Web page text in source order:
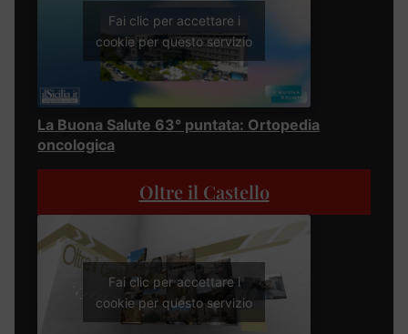
Fai clic per accettare i
cookie per questo servizio
La Buona Salute 63° puntata: Ortopedia
oncologica
Oltre il Castello
Fai clic per accettare i
cookie per questo servizio